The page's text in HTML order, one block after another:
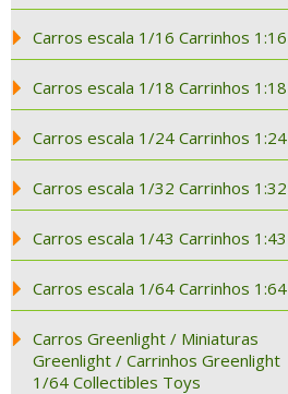
Carros escala 1/16 Carrinhos 1:16
Carros escala 1/18 Carrinhos 1:18
Carros escala 1/24 Carrinhos 1:24
Carros escala 1/32 Carrinhos 1:32
Carros escala 1/43 Carrinhos 1:43
Carros escala 1/64 Carrinhos 1:64
Carros Greenlight / Miniaturas
Greenlight / Carrinhos Greenlight
1/64 Collectibles Toys